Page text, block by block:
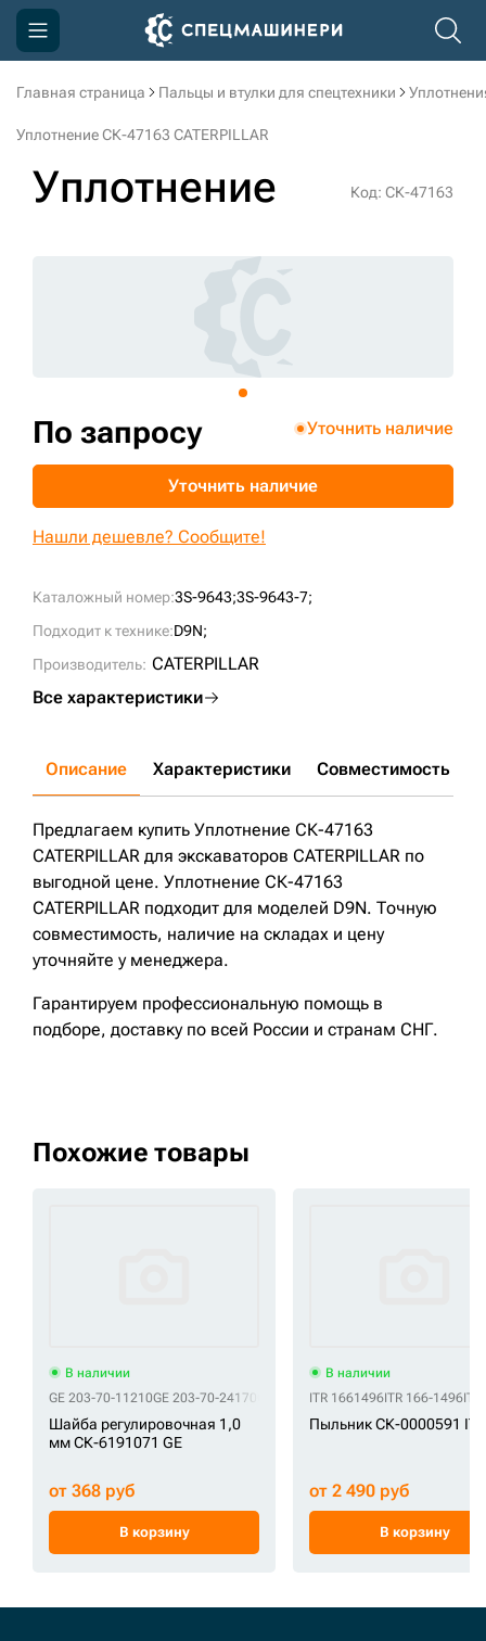
Главная страница Пальцы и втулки для спецтехники
Уплотнение СК-47163 CATERPILLAR
Уплотнение Код: СК-47163
Каталожный номер:3S-9643;3S-9643-7;
Подходит к технике:D9N;
Производитель: CATERPILLAR
Все характеристики
По запросу Уточнить наличие
Уточнить наличие
Нашли дешевле? Сообщите!
Описание Характеристики Совместимость
Предлагаем купить Уплотнение СК-47163
CATERPILLAR для экскаваторов CATERPILLAR по
выгодной цене. Уплотнение СК-47163
CATERPILLAR подходит для моделей D9N. Точную
совместимость, наличие на складах и цену
уточняйте у менеджера.
Гарантируем профессиональную помощь в
подборе, доставку по всей России и странам СНГ.
Похожие товары
В наличии
GE 203-70-11210GE 203-70-24170 GE 20Y-70-11320 GE 20Y-70-31440GE
Шайба регулировочная 1,0
мм СК-6191071 GE
от 368 руб
В корзину
В наличии
ITR 1661496ITR 166-1496
Пыльник СК-0000591 ITR
от 2 490 руб
В корзину
Компания
Доставка и оплата
+7 (499) 394-50-93